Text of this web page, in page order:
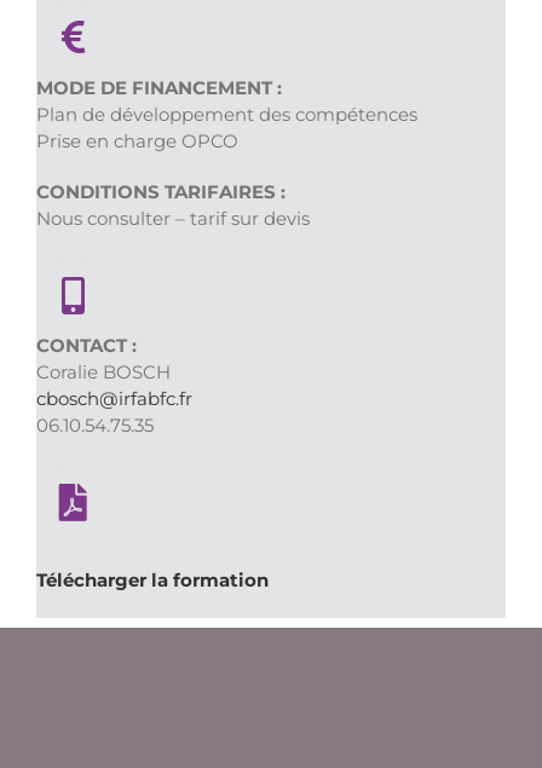
MODE DE FINANCEMENT :
Plan de développement des compétences
Prise en charge OPCO
CONDITIONS TARIFAIRES :
Nous consulter – tarif sur devis
CONTACT :
Coralie BOSCH
cbosch@irfabfc.fr
06.10.54.75.35
Télécharger la formation